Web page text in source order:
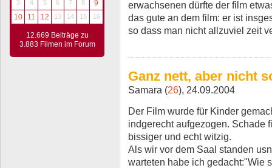
3
4 5 6 7 8
9
10
11 12 13 14 15 16
12.669 Beiträge zu
3.883 Filmen im Forum
erwachsenen dürfte der film
das gute an dem film: er ist
so dass man nicht allzuviel zeit
Ganz nett, aber nicht
Samara (26), 24.09.2004
Der Film wurde für Kinder
indgerecht aufgezogen. Schade
bissiger und echt witzig.
Als wir vor dem Saal standen
warteten habe ich gedacht:"Wie